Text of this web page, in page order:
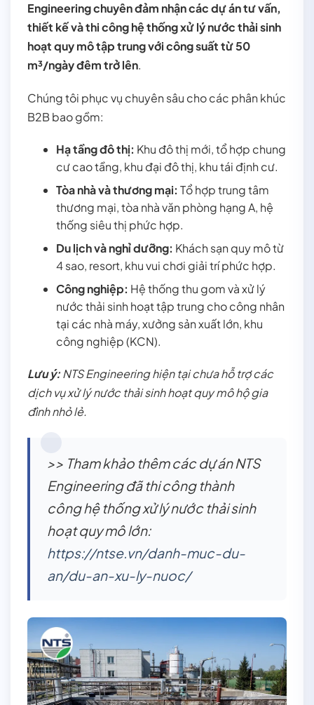
Engineering chuyên đảm nhận các dự án tư vấn,
thiết kế và thi công hệ thống xử lý nước thải sinh
hoạt quy mô tập trung với công suất từ 50
m³/ngày đêm trở lên.
Chúng tôi phục vụ chuyên sâu cho các phân khúc
B2B bao gồm:
Hạ tầng đô thị: Khu đô thị mới, tổ hợp chung
cư cao tầng, khu đại đô thị, khu tái định cư.
Tòa nhà và thương mại: Tổ hợp trung tâm
thương mại, tòa nhà văn phòng hạng A, hệ
thống siêu thị phức hợp.
Du lịch và nghỉ dưỡng: Khách sạn quy mô từ
4 sao, resort, khu vui chơi giải trí phức hợp.
Công nghiệp: Hệ thống thu gom và xử lý
nước thải sinh hoạt tập trung cho công nhân
tại các nhà máy, xưởng sản xuất lớn, khu
công nghiệp (KCN).
Lưu ý:NTS Engineering hiện tại chưa hỗ trợ các
dịch vụ xử lý nước thải sinh hoạt quy mô hộ gia
đình nhỏ lẻ.
>> Tham khảo thêm các dự án NTS
Engineering đã thi công thành
công hệ thống xử lý nước thải sinh
hoạt quy mô lớn:
https://ntse.vn/danh-muc-du-
an/du-an-xu-ly-nuoc/